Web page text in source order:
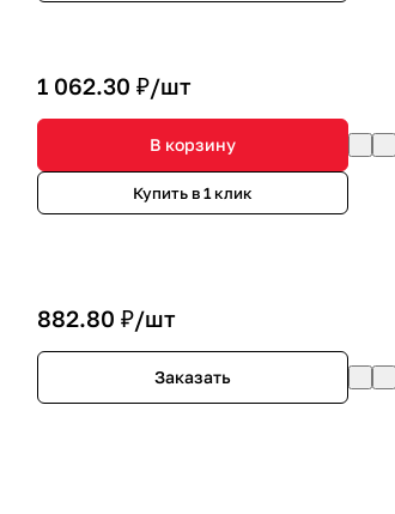
1 062.30 ₽/шт
В корзину
Купить в 1 клик
882.80 ₽/шт
Заказать